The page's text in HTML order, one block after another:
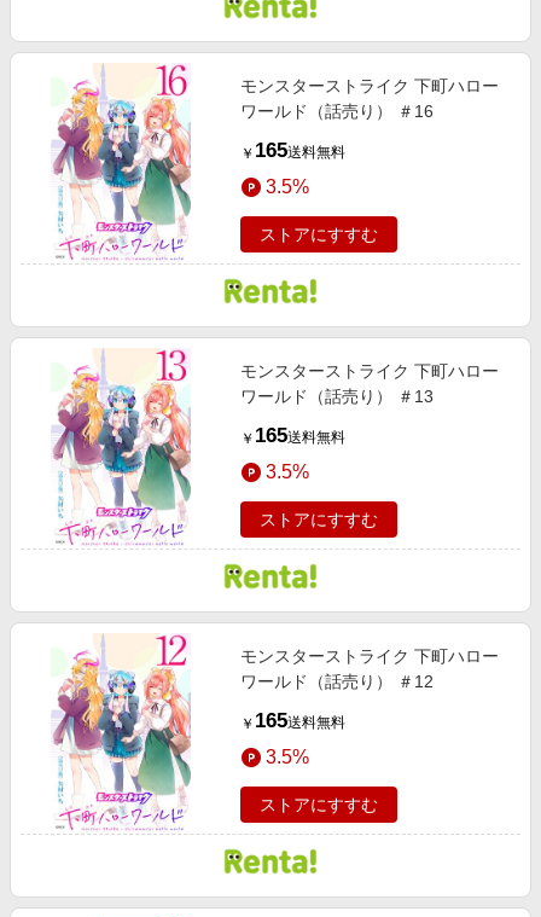
モンスターストライク 下町ハロー
ワールド（話売り） ＃16
￥ 165送料無料
3.5%
ストアにすすむ
モンスターストライク 下町ハロー
ワールド（話売り） ＃13
￥ 165送料無料
3.5%
ストアにすすむ
モンスターストライク 下町ハロー
ワールド（話売り） ＃12
￥ 165送料無料
3.5%
ストアにすすむ